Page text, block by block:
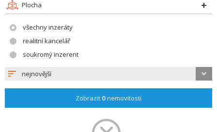
Plocha
všechny inzeráty
realitní kancelář
soukromý inzerent
nejnovější
Zobrazit 0nemovitostí